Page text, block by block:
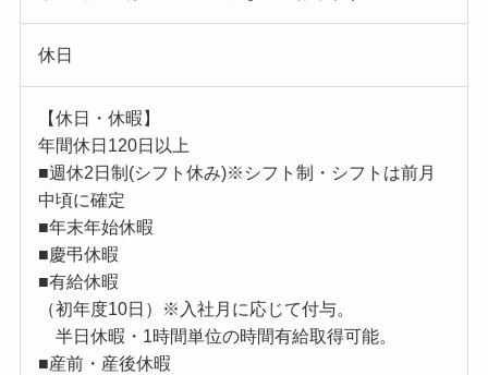
休日
【休日・休暇】
年間休日120日以上
■週休2日制(シフト休み)※シフト制・シフトは前月
中頃に確定
■年末年始休暇
■慶弔休暇
■有給休暇
（初年度10日）※入社月に応じて付与。
半日休暇・1時間単位の時間有給取得可能。
■産前・産後休暇